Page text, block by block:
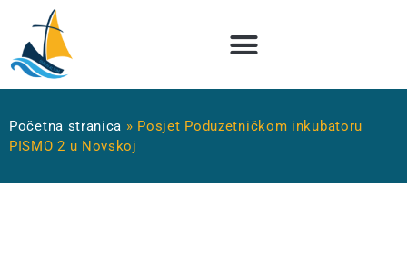
Početna stranica » Posjet Poduzetničkom inkubatoru
PISMO 2 u Novskoj